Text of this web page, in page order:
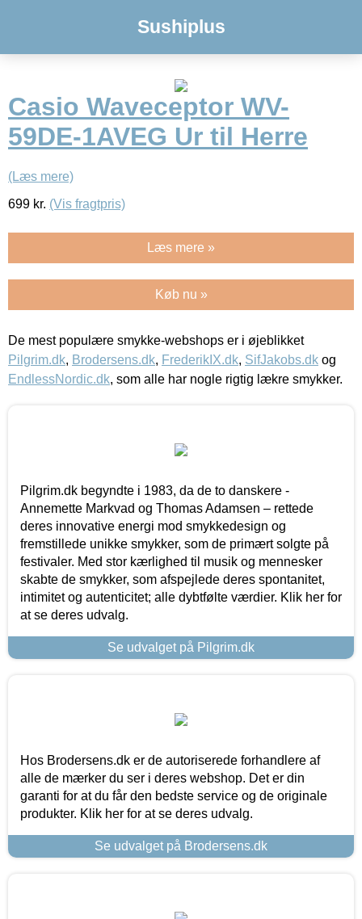
Sushiplus
Casio Waveceptor WV-
59DE-1AVEG Ur til Herre
(Læs mere)
699 kr. (Vis fragtpris)
Læs mere »
Køb nu »
De mest populære smykke-webshops er i øjeblikket
Pilgrim.dk, Brodersens.dk, FrederikIX.dk, SifJakobs.dk og
EndlessNordic.dk, som alle har nogle rigtig lækre smykker.
Pilgrim.dk begyndte i 1983, da de to danskere -
Annemette Markvad og Thomas Adamsen – rettede
deres innovative energi mod smykkedesign og
fremstillede unikke smykker, som de primært solgte på
festivaler. Med stor kærlighed til musik og mennesker
skabte de smykker, som afspejlede deres spontanitet,
intimitet og autenticitet; alle dybtfølte værdier. Klik her for
at se deres udvalg.
Se udvalget på Pilgrim.dk
Hos Brodersens.dk er de autoriserede forhandlere af
alle de mærker du ser i deres webshop. Det er din
garanti for at du får den bedste service og de originale
produkter. Klik her for at se deres udvalg.
Se udvalget på Brodersens.dk